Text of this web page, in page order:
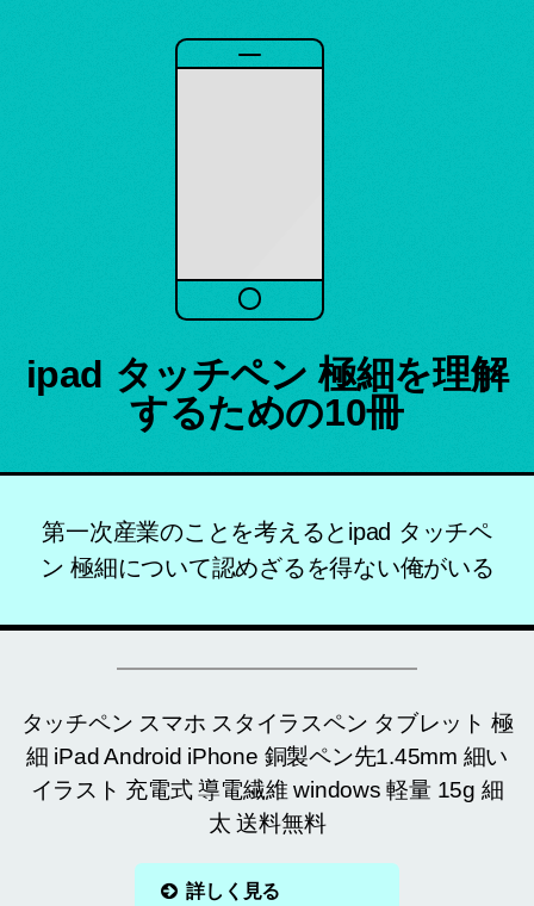
ipad タッチペン 極細を理解
するための10冊
第一次産業のことを考えるとipad タッチペ
ン 極細について認めざるを得ない俺がいる
タッチペン スマホ スタイラスペン タブレット 極
細 iPad Android iPhone 銅製ペン先1.45mm 細い
イラスト 充電式 導電繊維 windows 軽量 15g 細
太 送料無料
詳しく見る